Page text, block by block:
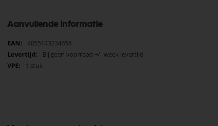
Waarom kiezen voor WAGO?Optimale betrouwbaarheid,
gebruiksgemak en geavanceerde technologie die zorgt voor een
Koop nu en ervaar de eenvoud en efficiëntie van onze revolutionaire
lasklemmen!
Aanvullende informatie
Meer
informatie
4055143234658
Bij geen voorraad +/- week levertijd
1 stuk